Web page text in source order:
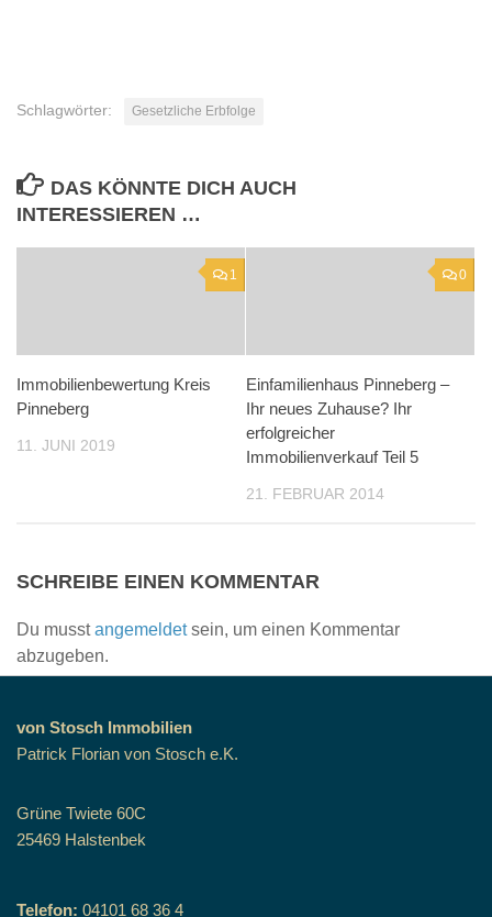
Schlagwörter: Gesetzliche Erbfolge
DAS KÖNNTE DICH AUCH
INTERESSIEREN …
1
Immobilienbewertung Kreis
Pinneberg
11. JUNI 2019
0
Einfamilienhaus Pinneberg –
Ihr neues Zuhause? Ihr
erfolgreicher
Immobilienverkauf Teil 5
21. FEBRUAR 2014
SCHREIBE EINEN KOMMENTAR
Du musstangemeldetsein, um einen Kommentar
abzugeben.
von Stosch Immobilien
Patrick Florian von Stosch e.K.
Grüne Twiete 60C
25469 Halstenbek
Telefon: 04101 68 36 4